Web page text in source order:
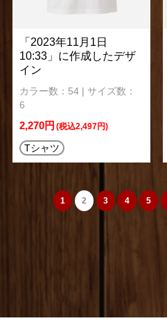
「2023年11月1日
10:33」に作成したデザ
イン
カラー数：54 | サイズ数：
6
2,270円 (税込2,497円)
Tシャツ
1 2 3 4 5